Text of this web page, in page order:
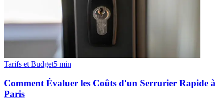
Tarifs et Budget5 min
Comment Évaluer les Coûts d'un Serrurier Rapide à
Paris